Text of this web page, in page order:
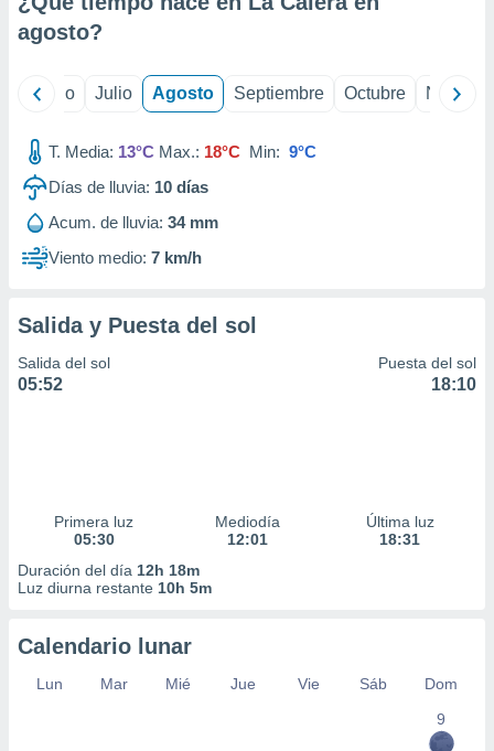
e
publicidad
publicidad
de
agosto?
Junio Julio Agosto Septiembre Octubre
T. Media: 13°C Max.: 18°C Min: 9°C
Días de lluvia: 10 días
Acum. de lluvia: 34 mm
Viento medio: 7 km/h
Salida y Puesta del sol
Salida del sol
05:52
Puesta del sol
18:10
Primera luz
05:30
Mediodía
12:01
Última luz
18:31
Duración del día 12h 18m
Luz diurna restante 10h 5m
Calendario lunar
Lun Mar Mié Jue Vie Sáb
Dom
9